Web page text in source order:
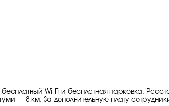
Wi-Fi и бесплатная парковка.
— 8 км. За дополнительную плату